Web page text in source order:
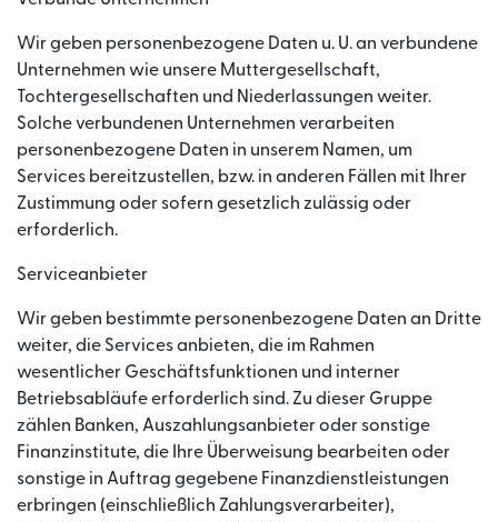
Wir geben personenbezogene Daten u. U. an verbundene
Unternehmen wie unsere Muttergesellschaft,
Tochtergesellschaften und Niederlassungen weiter.
Solche verbundenen Unternehmen verarbeiten
personenbezogene Daten in unserem Namen, um
Services bereitzustellen, bzw. in anderen Fällen mit Ihrer
Zustimmung oder sofern gesetzlich zulässig oder
erforderlich.
Serviceanbieter
Wir geben bestimmte personenbezogene Daten an Dritte
weiter, die Services anbieten, die im Rahmen
wesentlicher Geschäftsfunktionen und interner
Betriebsabläufe erforderlich sind. Zu dieser Gruppe
zählen Banken, Auszahlungsanbieter oder sonstige
Finanzinstitute, die Ihre Überweisung bearbeiten oder
sonstige in Auftrag gegebene Finanzdienstleistungen
erbringen (einschließlich Zahlungsverarbeiter),